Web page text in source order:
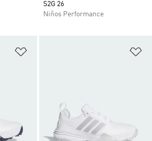
S2G 26
Niños Performance